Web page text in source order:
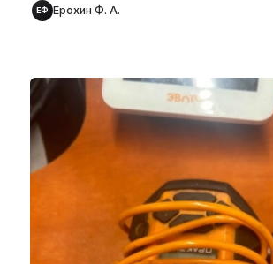
ЕФ Ерохин Ф. А.